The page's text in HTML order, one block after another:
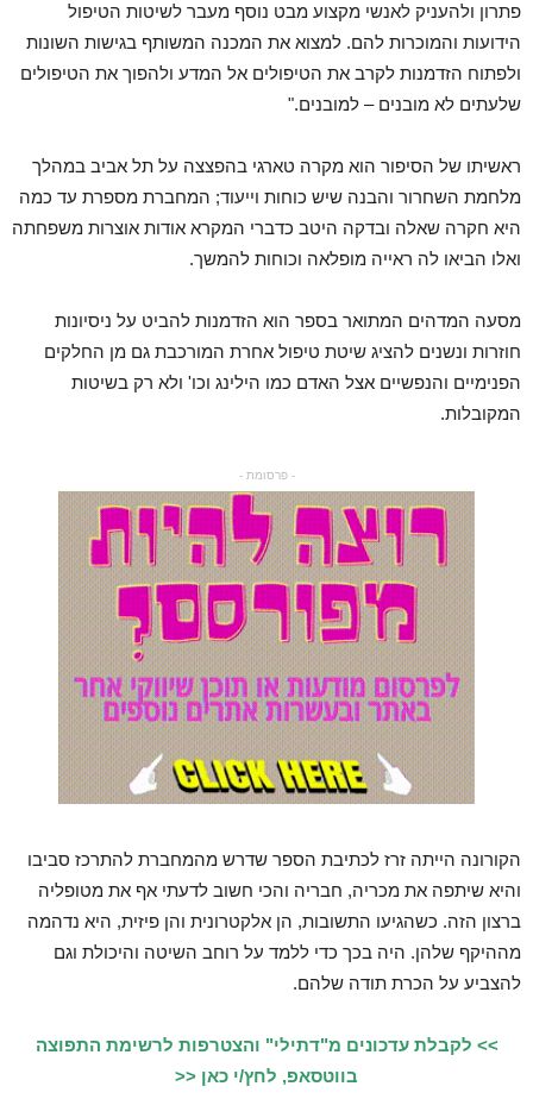
פתרון ולהעניק לאנשי מקצוע מבט נוסף מעבר לשיטות הטיפול
הידועות והמוכרות להם. למצוא את המכנה המשותף בגישות השונות
ולפתוח הזדמנות לקרב את הטיפולים אל המדע ולהפוך את הטיפולים
שלעתים לא מובנים – למובנים."
ראשיתו של הסיפור הוא מקרה טארגי בהפצצה על תל אביב במהלך
מלחמת השחרור והבנה שיש כוחות וייעוד; המחברת מספרת עד כמה
היא חקרה שאלה ובדקה היטב כדברי המקרא אודות אוצרות משפחתה
ואלו הביאו לה ראייה מופלאה וכוחות להמשך.
מסעה המדהים המתואר בספר הוא הזדמנות להביט על ניסיונות
חוזרות ונשנים להציג שיטת טיפול אחרת המורכבת גם מן החלקים
הפנימיים והנפשיים אצל האדם כמו הילינג וכו' ולא רק בשיטות
המקובלות.
- פרסומת -
הקורונה הייתה זרז לכתיבת הספר שדרש מהמחברת להתרכז סביבו
והיא שיתפה את מכריה, חבריה והכי חשוב לדעתי אף את מטופליה
ברצון הזה. כשהגיעו התשובות, הן אלקטרונית והן פיזית, היא נדהמה
מההיקף שלהן. היה בכך כדי ללמד על רוחב השיטה והיכולת וגם
להצביע על הכרת תודה שלהם.
>> לקבלת עדכונים מ"דתילי" והצטרפות לרשימת התפוצה
בווטסאפ, לחץ/י כאן <<